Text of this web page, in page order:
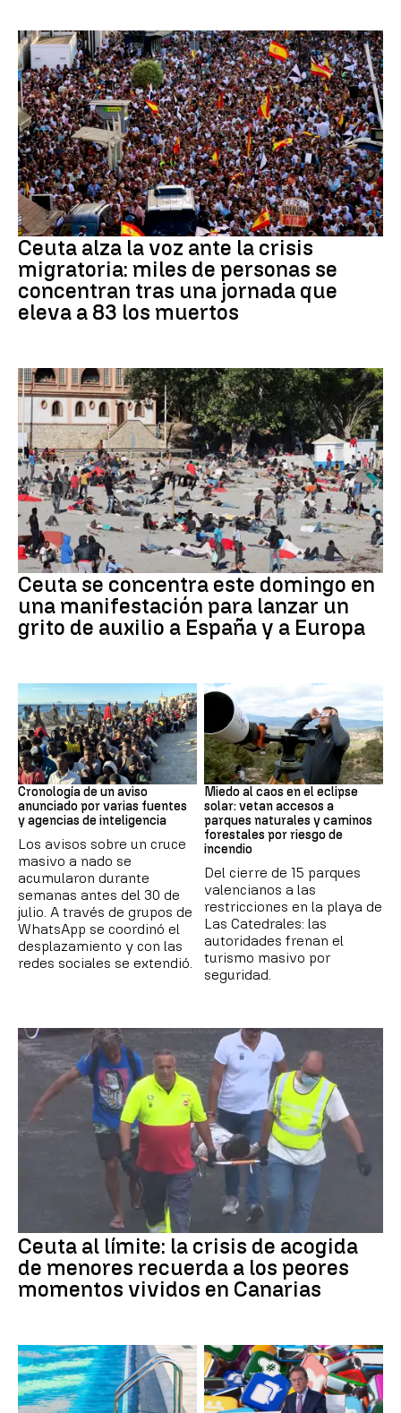
CRISIS MIGRATORIA
Ceuta alza la voz ante la crisis
migratoria: miles de personas se
concentran tras una jornada que
eleva a 83 los muertos
Crisis migratoria
Ceuta se concentra este domingo en
una manifestación para lanzar un
grito de auxilio a España y a Europa
Crisis de Ceuta
Cronología de un aviso
anunciado por varias fuentes
y agencias de inteligencia
Los avisos sobre un cruce
masivo a nado se
acumularon durante
semanas antes del 30 de
julio. A través de grupos de
WhatsApp se coordinó el
desplazamiento y con las
redes sociales se extendió.
Eclipse
Miedo al caos en el eclipse
solar: vetan accesos a
parques naturales y caminos
forestales por riesgo de
incendio
Del cierre de 15 parques
valencianos a las
restricciones en la playa de
Las Catedrales: las
autoridades frenan el
turismo masivo por
seguridad.
Ceuta al límite: la crisis de acogida
de menores recuerda a los peores
momentos vividos en Canarias